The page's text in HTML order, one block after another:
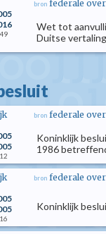
bron federale
Wet tot
Duitse
bron federale
Koninklijk
1986
bron federale
Koninklijk